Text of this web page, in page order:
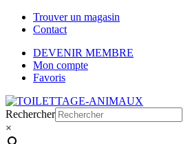
Trouver un magasin
Contact
DEVENIR MEMBRE
Mon compte
Favoris
Aller
à
la
navigation
Aller
au
contenu
Rechercher
×